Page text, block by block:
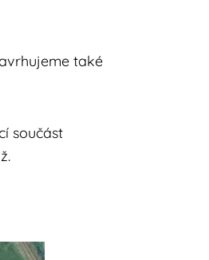
také
součást